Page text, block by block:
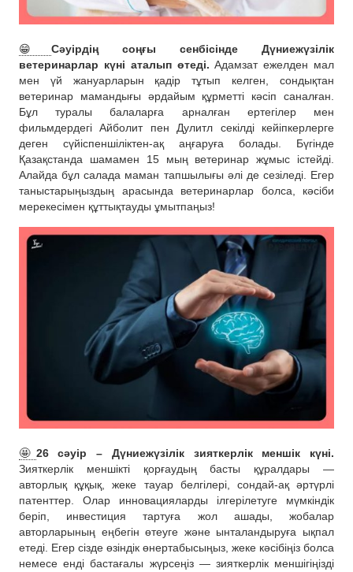
😁 Сәуірдің соңғы сенбісінде Дүниежүзілік
ветеринарлар күні аталып өтеді. Адамзат ежелден мал
мен үй жануарларын қадір тұтып келген, сондықтан
ветеринар мамандығы әрдайым құрметті кәсіп саналған.
Бұл туралы балаларға арналған ертегілер мен
фильмдердегі Айболит пен Дулитл секілді кейіпкерлерге
деген сүйіспеншіліктен-ақ аңғаруға болады. Бүгінде
Қазақстанда шамамен 15 мың ветеринар жұмыс істейді.
Алайда бұл салада маман тапшылығы әлі де сезіледі. Егер
таныстарыңыздың арасында ветеринарлар болса, кәсіби
мерекесімен құттықтауды ұмытпаңыз!
🤩 26 сәуір – Дүниежүзілік зияткерлік меншік күні.
Зияткерлік меншікті қорғаудың басты құралдары —
авторлық құқық, жеке тауар белгілері, сондай-ақ әртүрлі
патенттер. Олар инновацияларды ілгерілетуге мүмкіндік
беріп, инвестиция тартуға жол ашады, жобалар
авторларының еңбегін өтеуге және ынталандыруға ықпал
етеді. Егер сізде өзіндік өнертабысыңыз, жеке кәсібіңіз болса
немесе енді бастағалы жүрсеңіз — зияткерлік меншігіңізді